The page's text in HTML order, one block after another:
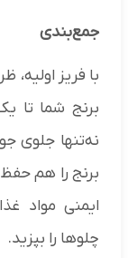
جمع‌بندی
با فریز
برنج شما تا
نه‌تنها جلوی
برنج را هم
ایمنی مواد
چلوها را بپزید.